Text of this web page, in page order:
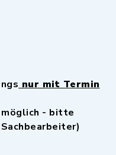
nur mit Termin
möglich - bitte